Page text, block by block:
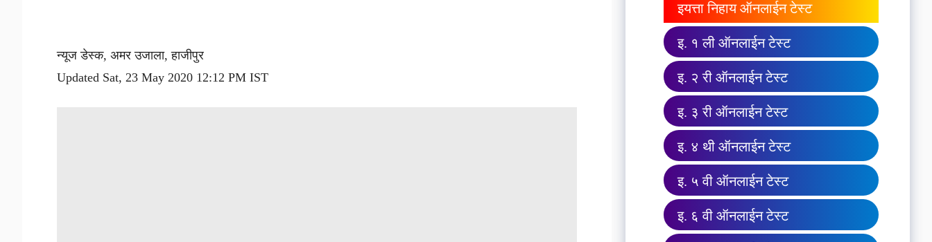
न्यूज डेस्क, अमर उजाला, हाजीपुर
Updated Sat, 23 May 2020 12:12 PM IST
इयत्ता निहाय ऑनलाईन टेस्ट
इ. १ ली ऑनलाईन टेस्ट
इ. २ री ऑनलाईन टेस्ट
इ. ३ री ऑनलाईन टेस्ट
इ. ४ थी ऑनलाईन टेस्ट
इ. ५ वी ऑनलाईन टेस्ट
इ. ६ वी ऑनलाईन टेस्ट